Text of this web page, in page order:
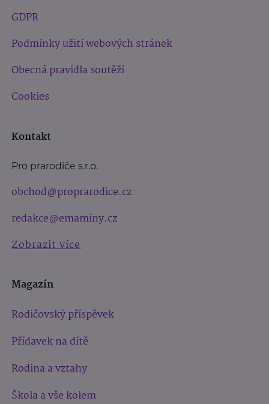
GDPR
Podmínky užití webových stránek
Obecná pravidla soutěží
Cookies
Kontakt
Pro prarodiče s.r.o.
obchod@proprarodice.cz
redakce@emaminy.cz
Zobrazit více
Magazín
Rodičovský příspěvek
Přídavek na dítě
Rodina a vztahy
Škola a vše kolem